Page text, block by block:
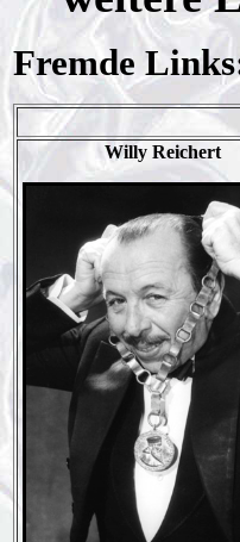
Fremde
Willy Reichert